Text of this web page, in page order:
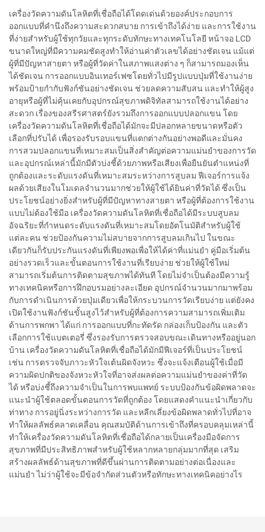
เครื่องวัดความดันโลหิตที่เชื่อถือได้โดดเด่นด้วยองค์ประกอบการ
ออกแบบที่คำนึงถึงความสะดวกสบาย การเข้าถึงได้ง่าย และการใช้งาน
ที่ง่ายสำหรับผู้ใช้ทุกวัยและทุกระดับทักษะทางเทคโนโลยี หน้าจอ LCD
ขนาดใหญ่ที่มีความคมชัดสูงทำให้อ่านค่าตัวเลขได้อย่างชัดเจน แม้แต่
ผู้ที่มีปัญหาสายตา หรือผู้ที่วัดค่าในสภาพแสงต่าง ๆ ก็สามารถมองเห็น
ได้ชัดเจน การออกแบบอินเทอร์เฟซโดยทั่วไปมีรูปแบบปุ่มที่ใช้งานง่าย
พร้อมป้ายกำกับฟังก์ชันอย่างชัดเจน ช่วยลดความสับสน และทำให้ผู้สูง
อายุหรือผู้ที่ไม่คุ้นเคยกับอุปกรณ์สุขภาพดิจิทัลสามารถใช้งานได้อย่าง
สะดวก เรื่องของสรีรศาสตร์ยังรวมถึงการออกแบบปลอกแขน โดย
เครื่องวัดความดันโลหิตที่เชื่อถือได้มักจะมีปลอกหลายขนาดหรือตัว
เลือกที่ปรับได้ เพื่อรองรับรอบแขนที่แตกต่างกันอย่างพอดีและมั่นคง
การสวมปลอกแขนที่เหมาะสมเป็นสิ่งสำคัญต่อความแม่นยำของการวัด
และอุปกรณ์เหล่านี้มักมีตัวบ่งชี้ด้วยภาพหรือเสียงเพื่อยืนยันตำแหน่งที่
ถูกต้องและระดับแรงดันที่เหมาะสมระหว่างการสูบลม ฟีเจอร์การแจ้ง
ผลด้วยเสียงในโมเดลจำนวนมากช่วยให้ผู้ใช้ได้ยินค่าที่วัดได้ ซึ่งเป็น
ประโยชน์อย่างยิ่งสำหรับผู้ที่มีปัญหาทางสายตา หรือผู้ที่ต้องการใช้งาน
แบบไม่ต้องใช้มือ เครื่องวัดความดันโลหิตที่เชื่อถือได้มีระบบสูบลม
อัจฉริยะที่กำหนดระดับแรงดันที่เหมาะสมโดยอัตโนมัติสำหรับผู้ใช้
แต่ละคน ช่วยป้องกันความไม่สบายจากการสูบลมเกินไป ในขณะ
เดียวกันก็รับประกันแรงดันที่เพียงพอเพื่อให้ได้ค่าที่แม่นยำ คู่มือเริ่มต้น
อย่างรวดเร็วและขั้นตอนการใช้งานที่เรียบง่าย ช่วยให้ผู้ใช้ใหม่
สามารถเริ่มต้นการติดตามสุขภาพได้ทันที โดยไม่จำเป็นต้องมีความรู้
ทางเทคนิคหรือการฝึกอบรมอย่างละเอียด อุปกรณ์จำนวนมากมาพร้อม
กับการดำเนินการด้วยปุ่มเดียวเพื่อให้กระบวนการวัดเรียบง่าย แต่ยังคง
เปิดใช้งานฟังก์ชันขั้นสูงไว้สำหรับผู้ที่ต้องการความสามารถเพิ่มเติม
ด้านการพกพา ได้แก่ การออกแบบที่กะทัดรัด กล่องเก็บป้องกัน และตัว
เลือกการใช้แบตเตอรี่ ซึ่งรองรับการตรวจสอบขณะเดินทางหรืออยู่นอก
บ้าน เครื่องวัดความดันโลหิตที่เชื่อถือได้มักมีฟีเจอร์ที่เป็นประโยชน์
เช่น การตรวจจับภาวะหัวใจเต้นผิดจังหวะ ซึ่งจะแจ้งเตือนผู้ใช้เมื่อมี
ความผิดปกติของจังหวะหัวใจที่อาจส่งผลต่อความแม่นยำของค่าที่วัด
ได้ หรือบ่งชี้ถึงความจำเป็นในการพบแพทย์ ระบบป้องกันข้อผิดพลาดจะ
แนะนำผู้ใช้ตลอดขั้นตอนการวัดที่ถูกต้อง โดยแสดงคำแนะนำเกี่ยวกับ
ท่าทาง การอยู่นิ่งระหว่างการวัด และหลีกเลี่ยงข้อผิดพลาดทั่วไปที่อาจ
ทำให้ผลลัพธ์คลาดเคลื่อน คุณสมบัติด้านการเข้าถึงที่ครอบคลุมเหล่านี้
ทำให้เครื่องวัดความดันโลหิตที่เชื่อถือได้กลายเป็นเครื่องมือจัดการ
สุขภาพที่มีประสิทธิภาพสำหรับผู้ใช้หลากหลายกลุ่มมากที่สุด เสริม
สร้างผลลัพธ์ด้านสุขภาพที่ดีขึ้นผ่านการติดตามอย่างต่อเนื่องและ
แม่นยำ ไม่ว่าผู้ใช้จะมีข้อจำกัดส่วนตัวหรือทักษะทางเทคนิคอย่างไร